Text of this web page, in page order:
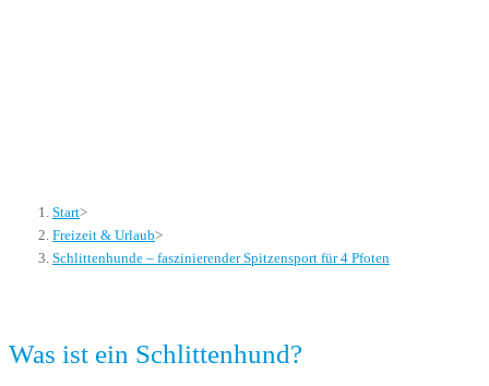
Start>
Freizeit & Urlaub>
Schlittenhunde – faszinierender Spitzensport für 4 Pfoten
Was ist ein Schlittenhund?